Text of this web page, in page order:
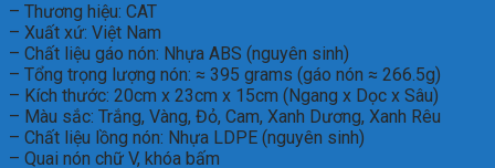
– Thương hiệu: CAT
– Xuất xứ: Việt Nam
– Chất liệu gáo nón: Nhựa ABS (nguyên sinh)
– Tổng trọng lượng nón: ≈ 395 grams (gáo nón ≈ 266.5g)
– Kích thước: 20cm x 23cm x 15cm (Ngang x Dọc x Sâu)
– Màu sắc: Trắng, Vàng, Đỏ, Cam, Xanh Dương, Xanh Rêu
– Chất liệu lồng nón: Nhựa LDPE (nguyên sinh)
– Quai nón chữ V, khóa bấm